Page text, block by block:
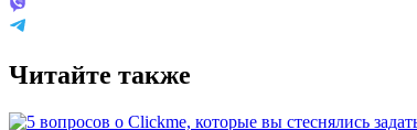
Читайте также